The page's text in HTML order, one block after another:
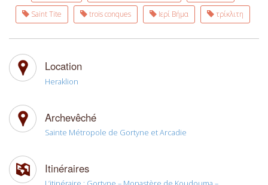
Saint Tite trois conques Ιερί Βήμα τρίκλιτη
Location
Heraklion
Archevêché
Sainte Métropole de Gortyne et Arcadie
Itinéraires